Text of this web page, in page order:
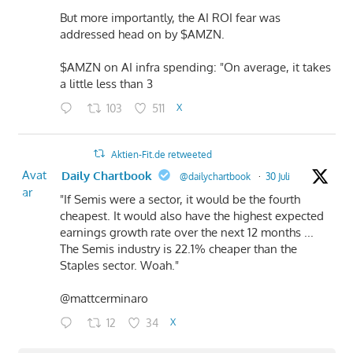
But more importantly, the AI ROI fear was
addressed head on by $AMZN.
$AMZN on AI infra spending: "On average, it takes
a little less than 3
103 511 X
Aktien-Fit.de retweeted
Avat
ar
Daily Chartbook @dailychartbook · 30 Juli
"If Semis were a sector, it would be the fourth
cheapest. It would also have the highest expected
earnings growth rate over the next 12 months ...
The Semis industry is 22.1% cheaper than the
Staples sector. Woah."
@mattcerminaro
12 34 X